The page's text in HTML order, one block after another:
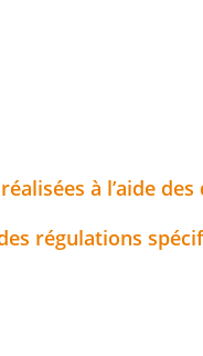
à l’aide des
régulations